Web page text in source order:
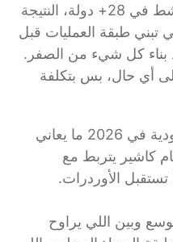
على أكثر من 16,000 موقع نشط في 28+ دولة، النتيجة
تبني طبقة العمليات قبل
بناء كل شيء من الصفر.
أي حال، بس بتكلفة
سوق تقنية المطاعم في السعودية في 2026 ما يعاني
كاشير يتربط مع
وبين اللي يراوح